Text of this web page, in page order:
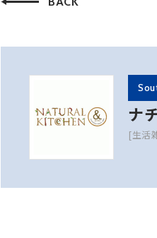
ナ
[生活